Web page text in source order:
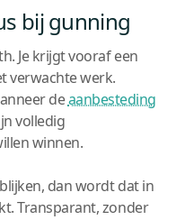
bij gunning
Je krijgt vooraf een
verwachte werk.
deaanbesteding
volledig
winnen.
dan wordt dat in
Transparant, zonder